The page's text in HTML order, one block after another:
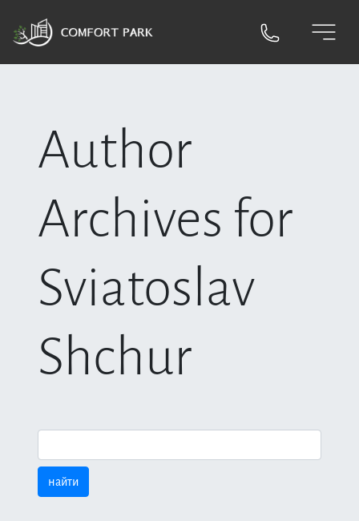
Author
Archives for
Sviatoslav
Shchur
Поиск: